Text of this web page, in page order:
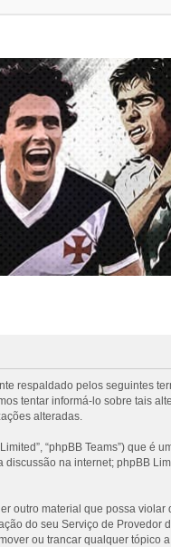
respaldado pelos seguintes
tentar informá-lo sobre tais
alteradas.
“phpBB Teams”) que é
discussão na internet; phpBB
material que possa violar
do seu Serviço de Provedor
ou trancar qualquer